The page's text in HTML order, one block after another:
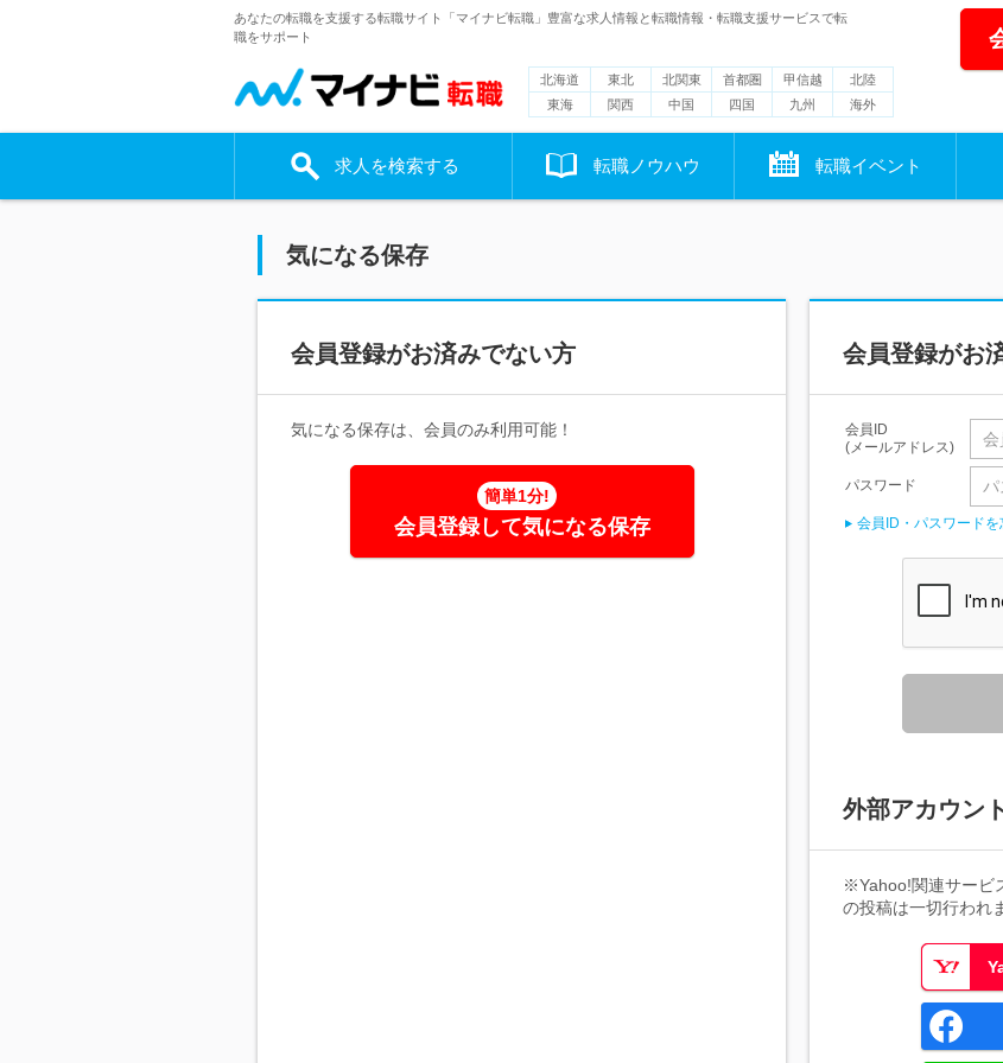
あなたの転職を支援する転職サイト「マイナビ転職」豊富な求人情報と転職情報・転職支援サービスで転
職をサポート
北海道 東北 北関東 首都圏 甲信越
北陸
東海
関西 中国 四国 九州 海外
求人を検索する 転職ノウハウ 転職イベント
気になる保存
会員登録がお済みでない方
気になる保存は、会員のみ利用可能！
簡単1分!
会員登録して気になる保存
会員登録がお
会員ID
(メールアドレス)
パスワード
会員ID・パスワードを
外部アカウン
※Yahoo!関連サービ
の投稿は一切行われ